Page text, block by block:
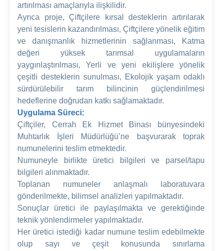
artırılması amaçlarıyla ilişkilidir.
Ayrıca proje, Çiftçilere kırsal desteklerin artırılarak
yeni tesislerin kazandırılması, Çiftçilere yönelik eğitim
ve danışmanlık hizmetlerinin sağlanması, Katma
değeri yüksek tarımsal uygulamaların
yaygınlaştırılması, Yerli ve yeni ekilişlere yönelik
çeşitli desteklerin sunulması, Ekolojik yaşam odaklı
sürdürülebilir tarım bilincinin güçlendirilmesi
hedeflerine doğrudan katkı sağlamaktadır.
Uygulama Süreci:
Çiftçiler, Cerrah Ek Hizmet Binası bünyesindeki
Muhtarlık İşleri Müdürlüğü’ne başvurarak toprak
numunelerini teslim etmektedir.
Numuneyle birlikte üretici bilgileri ve parsel/tapu
bilgileri alınmaktadır.
Toplanan numuneler anlaşmalı laboratuvara
gönderilmekte, bilimsel analizleri yapılmaktadır.
Sonuçlar üretici ile paylaşılmakta ve gerektiğinde
teknik yönlendirmeler yapılmaktadır.
Her üretici istediği kadar numune teslim edebilmekte
olup sayı ve çeşit konusunda sınırlama